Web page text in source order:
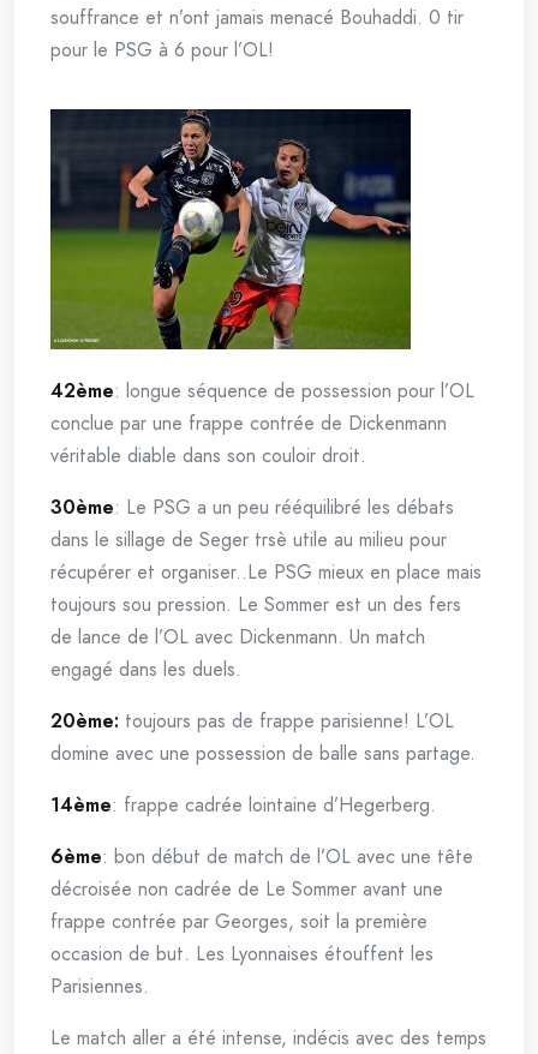
souffrance et n’ont jamais menacé Bouhaddi. 0 tir
pour le PSG à 6 pour l’OL!
42ème: longue séquence de possession pour l’OL
conclue par une frappe contrée de Dickenmann
véritable diable dans son couloir droit.
30ème: Le PSG a un peu rééquilibré les débats
dans le sillage de Seger trsè utile au milieu pour
récupérer et organiser..Le PSG mieux en place mais
toujours sou pression. Le Sommer est un des fers
de lance de l’OL avec Dickenmann. Un match
engagé dans les duels.
20ème: toujours pas de frappe parisienne! L’OL
domine avec une possession de balle sans partage.
14ème: frappe cadrée lointaine d’Hegerberg.
6ème: bon début de match de l’OL avec une tête
décroisée non cadrée de Le Sommer avant une
frappe contrée par Georges, soit la première
occasion de but. Les Lyonnaises étouffent les
Parisiennes.
Le match aller a été intense, indécis avec des temps